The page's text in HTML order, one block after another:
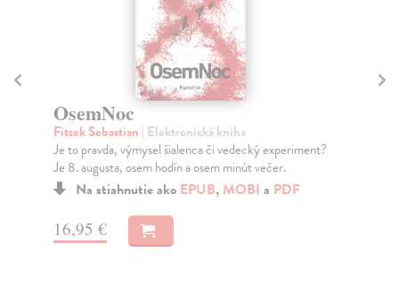
Darček
Fitzek Sebastian| Elektronická kniha
Niekedy je pravda taká hrozivá, že neznalosť je najväčší
dar na svete. Milan Berg patrí k nekonečném...
Na stiahnutie akoEPUB,MOBIa
10,90 €